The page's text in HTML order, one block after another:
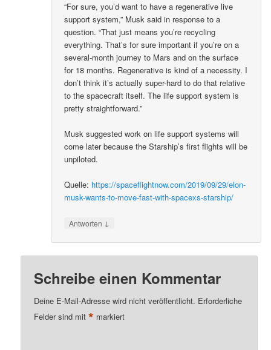
“For sure, you’d want to have a regenerative live
support system,” Musk said in response to a
question. “That just means you’re recycling
everything. That’s for sure important if you’re on a
several-month journey to Mars and on the surface
for 18 months. Regenerative is kind of a necessity. I
don’t think it’s actually super-hard to do that relative
to the spacecraft itself. The life support system is
pretty straightforward.”
Musk suggested work on life support systems will
come later because the Starship’s first flights will be
unpiloted.
Quelle: https://spaceflightnow.com/2019/09/29/elon-
musk-wants-to-move-fast-with-spacexs-starship/
Antworten ↓
Schreibe einen Kommentar
Deine E-Mail-Adresse wird nicht veröffentlicht. Erforderliche
Felder sind mit* markiert